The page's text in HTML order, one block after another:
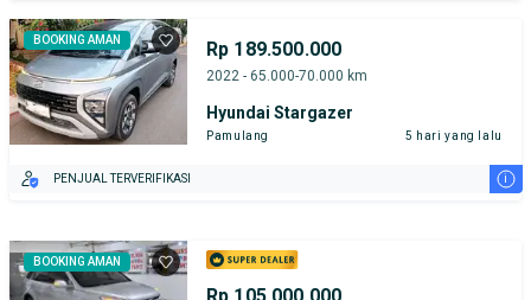
BOOKING AMAN Rp 189.500.000
2022 - 65.000-70.000 km
Hyundai Stargazer
Pamulang 5 hari yang lalu
PENJUAL TERVERIFIKASI i
BOOKING AMAN
Rp 105.000.000